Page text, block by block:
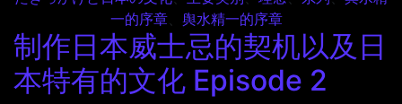
一的序章、 舆水精一的序章
制作日本威士忌的契机以及日
本特有的文化 Episode 2